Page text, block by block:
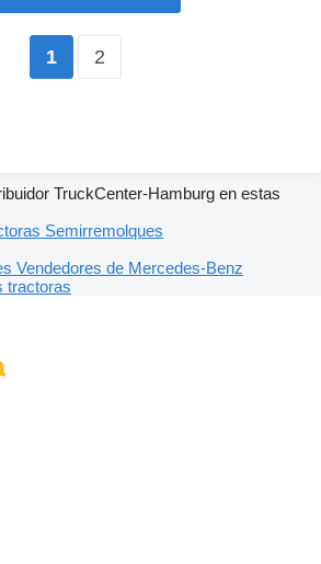
1 2
TruckCenter-Hamburg en estas
Semirremolques
Vendedores de Mercedes-Benz
tractoras